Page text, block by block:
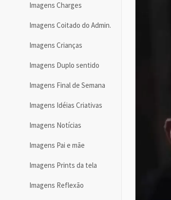
Imagens Charges
Imagens Coitado do Admin.
Imagens Crianças
Imagens Duplo sentido
Imagens Final de Semana
Imagens Idéias Criativas
Imagens Notícias
Imagens Pai e mãe
Imagens Prints da tela
Imagens Reflexão